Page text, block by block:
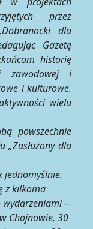
przez
dla
Gazetę
historię
zawodowej i
i kulturowe.
wielu
powszechnie
„Zasłużony dla
jednomyślnie.
z kilkoma
–
Chojnowie, 30